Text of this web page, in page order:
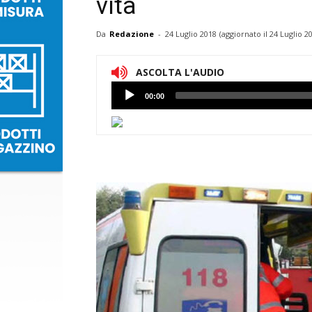
vita
Da Redazione - 24 Luglio 2018 (aggiornato il 24 Luglio
ASCOLTA L'AUDIO
Lettore
Audio
00:00